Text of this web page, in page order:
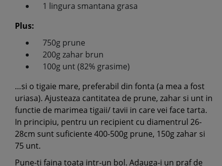
1 lingura smantana grasa
Plus:
750g prune
200g zahar brun
100g unt (82% grasime)
…si o tigaie mare, preferabil din fonta (a mea a fost
uriasa). Ajusteaza cantitatea de prune, zahar si unt in
functie de marimea tigaii/ tavii in care vei face tarta.
In principiu, pentru un recipient cu diamentrul 26-
28cm sunt suficiente 400-500g prune, 150g zahar si
75 unt.
Pune-ti faina toata intr-un bol. Adauga-i un praf de